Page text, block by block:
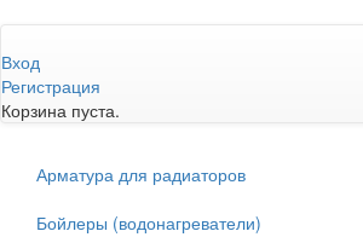
к
основному
содержанию
Вход
Регистрация
Корзина пуста.
Арматура для радиаторов
Бойлеры (водонагреватели)